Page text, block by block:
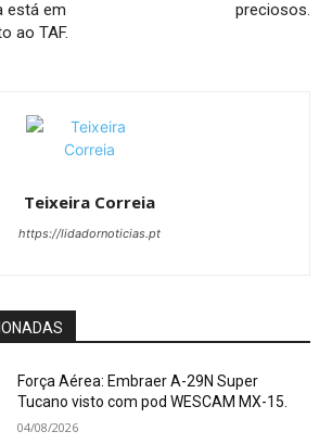
está em
ao TAF.
preciosos.
Teixeira Correia
https://lidadornoticias.pt
Força Aérea: Embraer A-29N Super
Tucano visto com pod WESCAM MX-15.
04/08/2026